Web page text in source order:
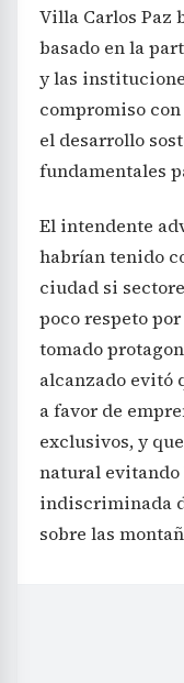
Villa Carlos Paz
basado en la
y las
compromiso
el desarrollo
fundamentales
El intendente
habrían tenido
ciudad si
poco respeto
tomado
alcanzado evitó
a favor de
exclusivos, y
natural
indiscriminada
sobre las